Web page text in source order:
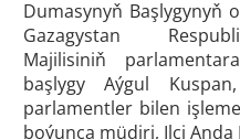
Dumasynyň Başlygynyň
Gazagystan
Majilisiniň
başlygy Aýgul
parlamentler bilen
boýunça müdiri, Ilçi Anda